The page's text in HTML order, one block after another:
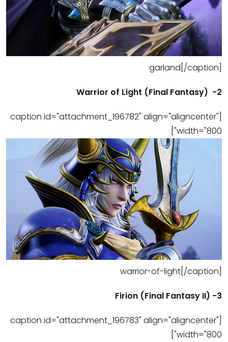
garland[/caption]
2- (Final Fantasy) Warrior of Light
[caption id="attachment_196782" align="aligncenter"
width="800"]
warrior-of-light[/caption]
3- Firion (Final Fantasy II)
[caption id="attachment_196783" align="aligncenter"
width="800"]